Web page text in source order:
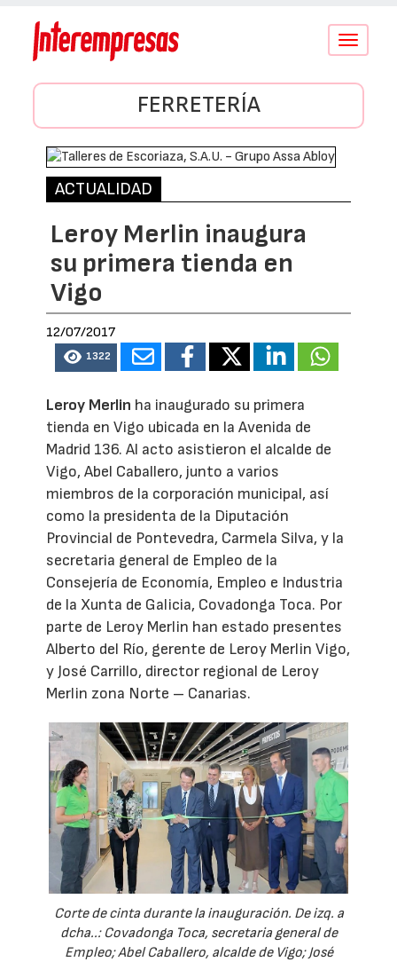
Conmutar
FERRETERÍA
ACTUALIDAD
Leroy Merlin inaugura
su primera tienda en
Vigo
12/07/2017
1322
Leroy Merlin ha inaugurado su primera
tienda en Vigo ubicada en la Avenida de
Madrid 136. Al acto asistieron el alcalde de
Vigo, Abel Caballero, junto a varios
miembros de la corporación municipal, así
como la presidenta de la Diputación
Provincial de Pontevedra, Carmela Silva, y la
secretaria general de Empleo de la
Consejería de Economía, Empleo e Industria
de la Xunta de Galicia, Covadonga Toca. Por
parte de Leroy Merlin han estado presentes
Alberto del Río, gerente de Leroy Merlin Vigo,
y José Carrillo, director regional de Leroy
Merlin zona Norte – Canarias.
Corte de cinta durante la inauguración. De izq. a
dcha..: Covadonga Toca, secretaria general de
Empleo; Abel Caballero, alcalde de Vigo; José